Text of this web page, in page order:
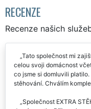
RECENZE
Recenze našich
Tato společnost mi
celou svoji domácnost
co jsme si domluvili platilo.